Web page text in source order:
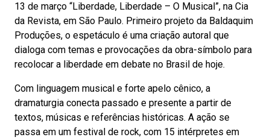
13 de março “Liberdade, Liberdade – O Musical”, na Cia
da Revista, em São Paulo. Primeiro projeto da Baldaquim
Produções, o espetáculo é uma criação autoral que
dialoga com temas e provocações da obra-símbolo para
recolocar a liberdade em debate no Brasil de hoje.
Com linguagem musical e forte apelo cênico, a
dramaturgia conecta passado e presente a partir de
textos, músicas e referências históricas. A ação se
passa em um festival de rock, com 15 intérpretes em